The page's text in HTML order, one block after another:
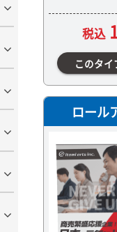
税込
このタイ
ロール